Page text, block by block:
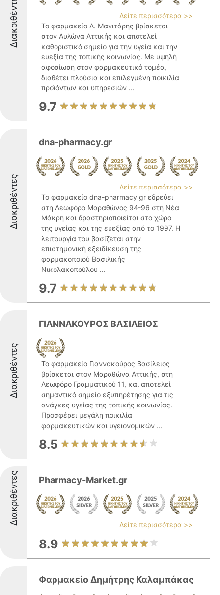
Διακριθέντες
Δείτε περισσότερα >>
Το φαρμακείο Α. Μανιτάρης βρίσκεται
στον Αυλώνα Αττικής και αποτελεί
καθοριστικό σημείο για την υγεία και την
ευεξία της τοπικής κοινωνίας. Με υψηλή
αφοσίωση στον φαρμακευτικό τομέα,
διαθέτει πλούσια και επιλεγμένη ποικιλία
προϊόντων και υπηρεσιών ...
9.7
Διακριθέντες
dna-pharmacy.gr
Δείτε περισσότερα >>
Το φαρμακείο dna-pharmacy.gr εδρεύει
στη Λεωφόρο Μαραθώνος 94-96 στη Νέα
Μάκρη και δραστηριοποιείται στο χώρο
της υγείας και της ευεξίας από το 1997. Η
λειτουργία του βασίζεται στην
επιστημονική εξειδίκευση της
φαρμακοποιού Βασιλικής
Νικολακοπούλου ...
9.7
Διακριθέντες
ΓΙΑΝΝΑΚΟΥΡΟΣ ΒΑΣΙΛΕΙΟΣ
Το φαρμακείο Γιαννακούρος Βασίλειος
βρίσκεται στον Μαραθώνα Αττικής, στη
Λεωφόρο Γραμματικού 11, και αποτελεί
σημαντικό σημείο εξυπηρέτησης για τις
ανάγκες υγείας της τοπικής κοινωνίας.
Προσφέρει μεγάλη ποικιλία
φαρμακευτικών και υγειονομικών ...
8.5
Διακριθέντες Pharmacy-Market.gr
Δείτε περισσότερα >>
8.9
Φαρμακείο Δημήτρης Καλαμπάκας